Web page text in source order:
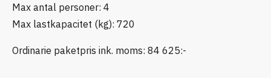
Max antal personer: 4
Max lastkapacitet (kg): 720
Ordinarie paketpris ink. moms: 84 625:-